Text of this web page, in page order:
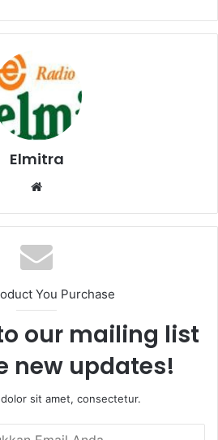
Elmitra
Website
You Purchase
our mailing list
new updates!
sit amet, consectetur.